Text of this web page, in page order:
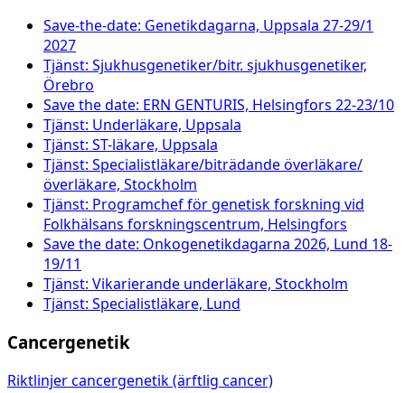
Save-the-date: Genetikdagarna, Uppsala 27-29/1
2027
Tjänst: Sjukhusgenetiker/bitr. sjukhusgenetiker,
Örebro
Save the date: ERN GENTURIS, Helsingfors 22-23/10
Tjänst: Underläkare, Uppsala
Tjänst: ST-läkare, Uppsala
Tjänst: Specialistläkare/biträdande överläkare/
överläkare, Stockholm
Tjänst: Programchef för genetisk forskning vid
Folkhälsans forskningscentrum, Helsingfors
Save the date: Onkogenetikdagarna 2026, Lund 18-
19/11
Tjänst: Vikarierande underläkare, Stockholm
Tjänst: Specialistläkare, Lund
Cancergenetik
Riktlinjer cancergenetik (ärftlig cancer)